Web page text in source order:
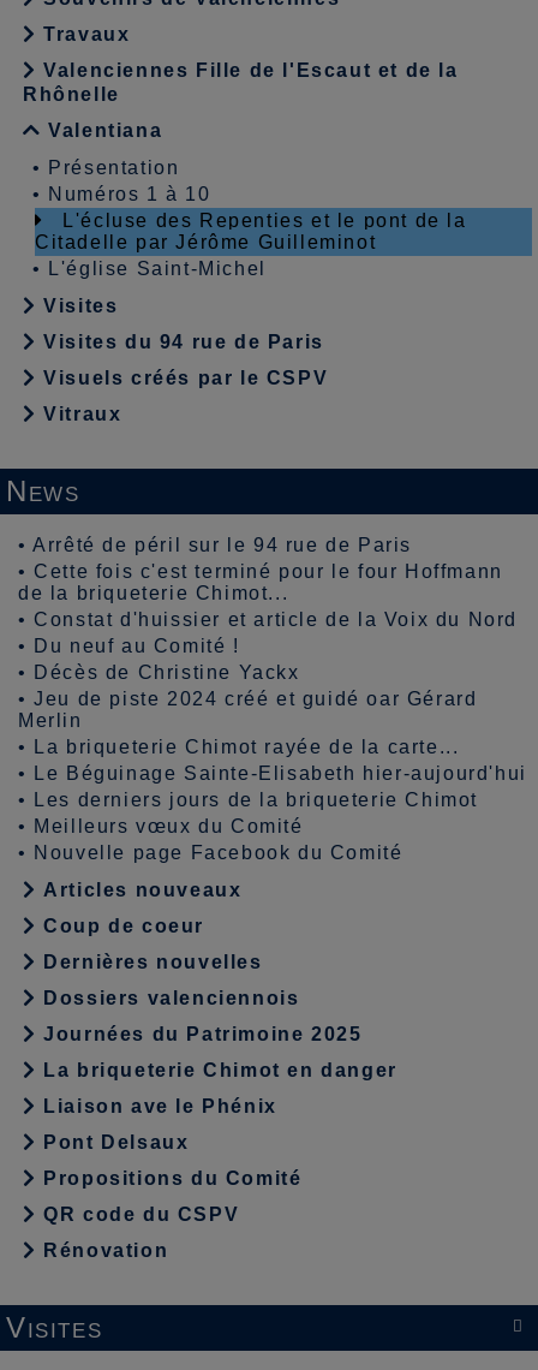
Travaux
Valenciennes Fille de l'Escaut et de la
Rhônelle
Valentiana
•
Présentation
• Numéros 1 à 10
L'écluse des Repenties et le pont de la
Citadelle par Jérôme Guilleminot
•
L'église Saint-Michel
Visites
Visites du 94 rue de Paris
Visuels créés par le CSPV
Vitraux
News
•Arrêté de péril sur le 94 rue de Paris
• Cette fois c'est terminé pour le four Hoffmann
de la briqueterie Chimot...
• Constat d'huissier et article de la Voix du Nord
•
Du neuf au Comité !
•
Décès de Christine Yackx
•Jeu de piste 2024 créé et guidé oar Gérard
Merlin
•
La briqueterie Chimot rayée de la carte...
•
Le Béguinage Sainte-Elisabeth hier-aujourd'hui
•
Les derniers jours de la briqueterie Chimot
• Meilleurs vœux du Comité
• Nouvelle page Facebook du Comité
Articles nouveaux
Coup de coeur
Dernières nouvelles
Dossiers valenciennois
Journées du Patrimoine 2025
La briqueterie Chimot en danger
Liaison ave le Phénix
Pont Delsaux
Propositions du Comité
QR code du CSPV
Rénovation

Visites